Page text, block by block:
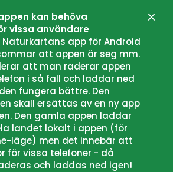
kan behöva
vissa användare
app för Android
att appen är seg mm.
att man raderar appen
i så fall och laddar ned
fungera bättre. Den
skall ersättas av en ny app
Den gamla appen laddar
landet lokalt i appen (för
läge) men det innebär att
för vissa telefoner - då
och laddas ned igen!